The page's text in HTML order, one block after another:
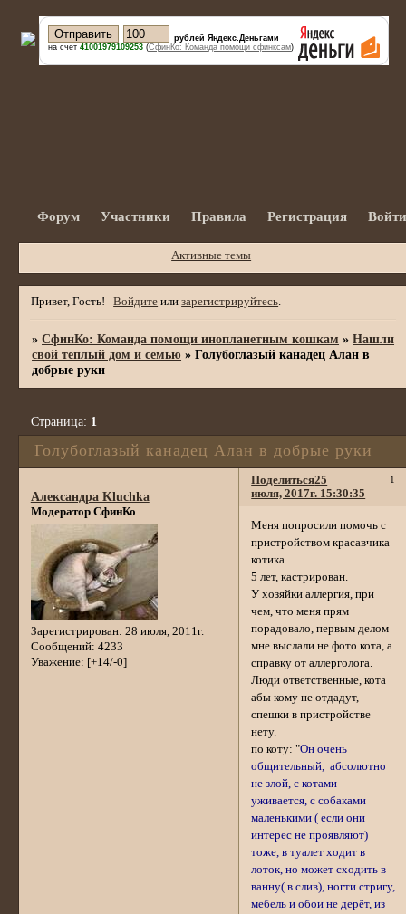
рублей Яндекс.Деньгами
на счет 41001979109253 (СфинКо: Команда помощи сфинксам)
Форум Участники Правила Регистрация
Активные темы
Привет, Гость! Войдите илизарегистрируйтесь.
»СфинКо: Команда помощи инопланетным кошкам »Нашли
свой теплый дом и семью »Голубоглазый канадец Алан в
добрые руки
Голубоглазый канадец Алан в добрые руки
Страница: 1
Поделиться 1
25
июля, 2017г. 15:30:35
Александра Kluchka
Модератор СфинКо
Зарегистрирован: 28 июля, 2011г.
Сообщений: 4233
Уважение: [+14/-0]
Меня попросили помочь с
пристройством красавчика
котика.
5 лет, кастрирован.
У хозяйки аллергия, при
чем, что меня прям
порадовало, первым делом
мне выслали не фото кота, а
справку от аллерголога.
Люди ответственные, кота
абы кому не отдадут,
спешки в пристройстве
нету.
по коту: "Он очень
общительный, абсолютно
не злой, с котами
уживается, с собаками
маленькими ( если они
интерес не проявляют)
тоже, в туалет ходит в
лоток, но может сходить в
ванну( в слив), ногти стригу,
мебель и обои не дерёт, из